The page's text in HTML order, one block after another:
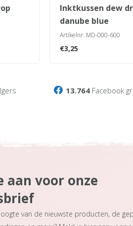
inktkussen dew drop
danube blue
Artikelnr. MD-000-600
€3,25
13.764 Facebook
aan voor onze
van de nieuwste producten, de